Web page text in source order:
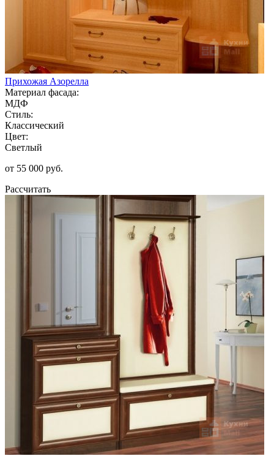
Прихожая Азорелла
Материал фасада:
МДФ
Стиль:
Классический
Цвет:
Светлый
от 55 000 руб.
Рассчитать